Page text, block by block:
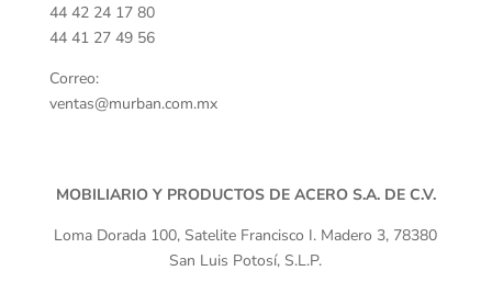
44 42 24 17 80
44 41 27 49 56
Correo:
ventas@murban.com.mx
MOBILIARIO Y PRODUCTOS DE ACERO S.A. DE C.V.
Loma Dorada 100, Satelite Francisco I. Madero 3, 78380
San Luis Potosí, S.L.P.